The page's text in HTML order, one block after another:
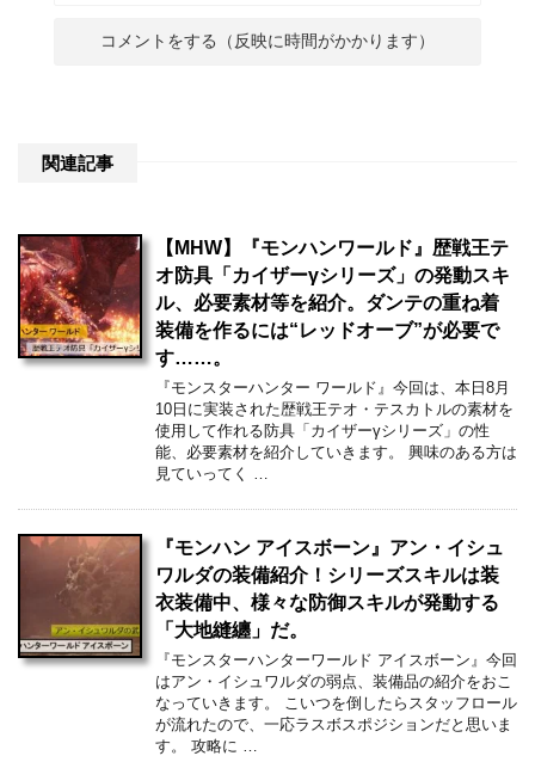
関連記事
【MHW】『モンハンワールド』歴戦王テ
オ防具「カイザーγシリーズ」の発動スキ
ル、必要素材等を紹介。ダンテの重ね着
装備を作るには“レッドオーブ”が必要で
す……。
『モンスターハンター ワールド』今回は、本日8月
10日に実装された歴戦王テオ・テスカトルの素材を
使用して作れる防具「カイザーγシリーズ」の性
能、必要素材を紹介していきます。 興味のある方は
見ていってく …
『モンハン アイスボーン』アン・イシュ
ワルダの装備紹介！シリーズスキルは装
衣装備中、様々な防御スキルが発動する
「大地縫纏」だ。
『モンスターハンターワールド アイスボーン』今回
はアン・イシュワルダの弱点、装備品の紹介をおこ
なっていきます。 こいつを倒したらスタッフロール
が流れたので、一応ラスボスポジションだと思いま
す。 攻略に …